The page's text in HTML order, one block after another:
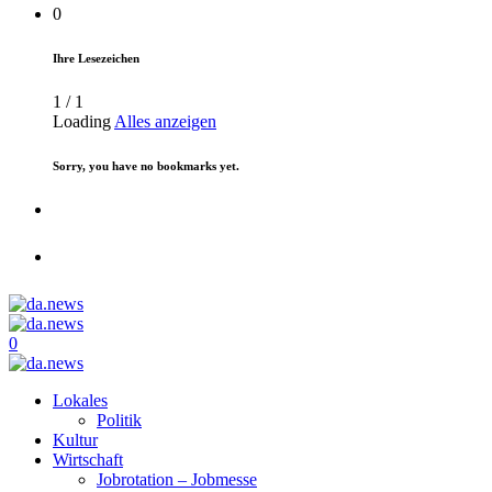
0
Ihre Lesezeichen
1 / 1
Loading Alles anzeigen
Sorry, you have no bookmarks yet.
0
Lokales
Politik
Kultur
Wirtschaft
Jobrotation – Jobmesse